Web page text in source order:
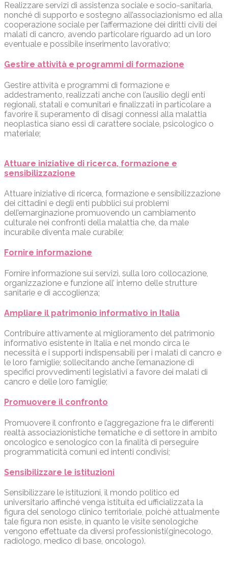
Realizzare servizi di assistenza sociale e socio-sanitaria,
nonché di supporto e sostegno all’associazionismo ed alla
cooperazione sociale per l’affermazione dei diritti civili dei
malati di cancro, avendo particolare riguardo ad un loro
eventuale e possibile inserimento lavorativo;
Gestire attività e programmi di formazione
Gestire attività e programmi di formazione e
addestramento, realizzati anche con l’ausilio degli enti
regionali, statali e comunitari e finalizzati in particolare a
favorire il superamento di disagi connessi alla malattia
neoplastica siano essi di carattere sociale, psicologico o
materiale;
Attuare iniziative di ricerca, formazione e
sensibilizzazione
Attuare iniziative di ricerca, formazione e sensibilizzazione
dei cittadini e degli enti pubblici sui problemi
dell’emarginazione promuovendo un cambiamento
culturale nei confronti della malattia che, da male
incurabile diventa male curabile;
Fornire informazione
Fornire informazione sui servizi, sulla loro collocazione,
organizzazione e funzione all’ interno delle strutture
sanitarie e di accoglienza;
Ampliare il patrimonio informativo in Italia
Contribuire attivamente al miglioramento del patrimonio
informativo esistente in Italia e nel mondo circa le
necessità e i supporti indispensabili per i malati di cancro e
le loro famiglie; sollecitando anche l’emanazione di
specifici provvedimenti legislativi a favore dei malati di
cancro e delle loro famiglie;
Promuovere il confronto
Promuovere il confronto e l’aggregazione fra le differenti
realtà associazionistiche tematiche e di settore in ambito
oncologico e senologico con la finalità di perseguire
programmaticità comuni ed intenti condivisi;
Sensibilizzare le istituzioni
Sensibilizzare le istituzioni, il mondo politico ed
universitario affinché venga istituita ed ufficializzata la
figura del senologo clinico territoriale, poichè attualmente
tale figura non esiste, in quanto le visite senologiche
vengono effettuate da diversi professionisti(ginecologo,
radiologo, medico di base, oncologo).